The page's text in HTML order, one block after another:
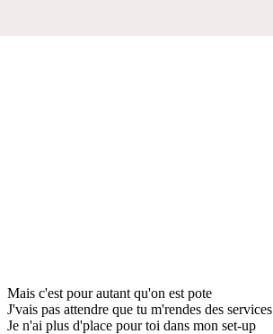
Mais c'est pour autant qu'on est pote
J'vais pas attendre que tu m'rendes des services
Je n'ai plus d'place pour toi dans mon set-up